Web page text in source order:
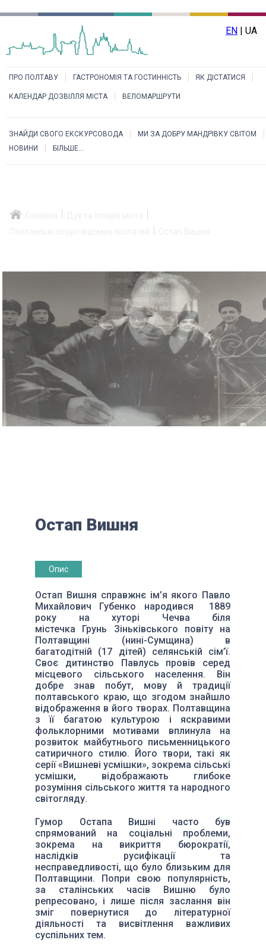
EN | UA
ПРО ПОЛТАВУ ГАСТРОНОМІЯ ТА ГОСТИННІСТЬ ЯК ДІСТАТИСЯ
КАЛЕНДАР ДОЗВІЛЛЯ МІСТА ВЕЛОМАРШРУТИ
ЗНАЙДИ СВОГО ЕКСКУРСОВОДА
МИ ЗА ДОБРУ МАНДРІВКУ СВІТОМ
НОВИНИ
БІЛЬШЕ...
Остап Вишня
Опис
Остап Вишня справжнє ім’я якого Павло
Михайлович Губенко народився 1889
року на хуторі Чечва біля
містечка Грунь Зіньківського повіту на
Полтавщині (нині-Сумщина) в
багатодітній (17 дітей) селянській сім’ї.
Своє дитинство Павлусь провів серед
місцевого сільського населення. Він
добре знав побут, мову й традиції
полтавського краю, що згодом знайшло
відображення в його творах. Полтавщина
з її багатою культурою і яскравими
фольклорними мотивами вплинула на
розвиток майбутнього письменницького
сатиричного стилю. Його твори, такі як
серії «Вишневі усмішки», зокрема сільські
усмішки, відображають глибоке
розуміння сільського життя та народного
світогляду.
Гумор Остапа Вишні часто був
спрямований на соціальні проблеми,
зокрема на викриття бюрократії,
наслідків русифікації та
несправедливості, що було близьким для
Полтавщини. Попри свою популярність,
за сталінських часів Вишню було
репресовано, і лише після заслання він
зміг повернутися до літературної
діяльності та висвітлення важливих
суспільних тем.